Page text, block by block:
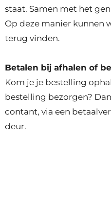
staat. Samen met het
Op deze manier kunnen
terug vinden.
Betalen bij afhalen of
Kom je je bestelling
bestelling bezorgen?
contant, via een
deur.